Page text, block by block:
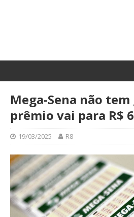
Mega-Sena não
prêmio vai para R$
19/03/2025 R8